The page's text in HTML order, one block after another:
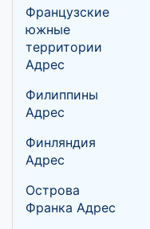
Французские
южные
территории
Адрес
Филиппины
Адрес
Финляндия
Адрес
Острова
Франка Адрес